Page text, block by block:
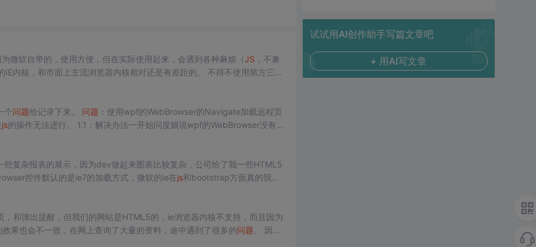
微软自带的，使用方便，但在实际使用起来，会遇到各种麻烦（JS ，不兼
内核，和市面上主流浏览器内核相对还是有差距的。 不得不使用第方三浏
个问题给记录下来。 问题 ：使用wpf的WebBrowser的Navigate加载远程页
js 的操作无法进行。 1.1：解决办法一开始问度娘说wpf的WebBrowser没有 wi
些复杂报表的展示，因为dev做起来图表比较复杂，公司给了我一些HTML5
控件默认的是ie7的加载方式，微软的ie在js和bootstrap方面真的我都
，和弹出提醒，但我们的网站是HTML5的，ie浏览器内核不支持，而且因为
果也会不一致，在网上查询了大量的资料，途中遇到了很多的问题
试试用AI创作助手写篇文章吧
+ 用AI写文章